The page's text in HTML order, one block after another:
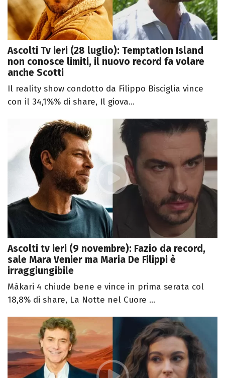
Ascolti Tv ieri (28 luglio): Temptation Island
non conosce limiti, il nuovo record fa volare
anche Scotti
Il reality show condotto da Filippo Bisciglia vince
con il 34,1%% di share, Il giova...
Ascolti tv ieri (9 novembre): Fazio da record,
sale Mara Venier ma Maria De Filippi è
irraggiungibile
Màkari 4 chiude bene e vince in prima serata col
18,8% di share, La Notte nel Cuore ...